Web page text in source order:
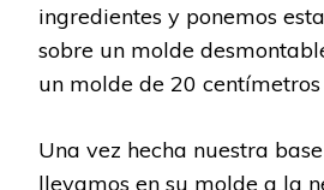
ingredientes y ponemos
sobre un molde
un molde de 20
Una vez hecha nuestra
llevamos en su molde a la